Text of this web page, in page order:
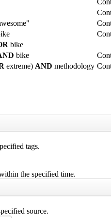
bike
bike
extreme) AND methodology
tags.
the specified time.
source.